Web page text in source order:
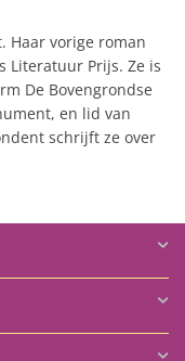
Haar vorige roman
Literatuur Prijs. Ze is
De Bovengrondse
en lid van
schrijft ze over